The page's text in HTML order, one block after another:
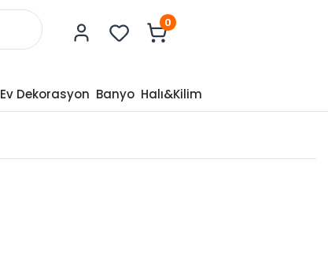
0
Ev Dekorasyon Banyo Halı&Kilim